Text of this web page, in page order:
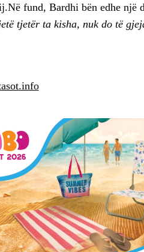
fund, Bardhi bën edhe një
tjetër ta kisha, nuk do të